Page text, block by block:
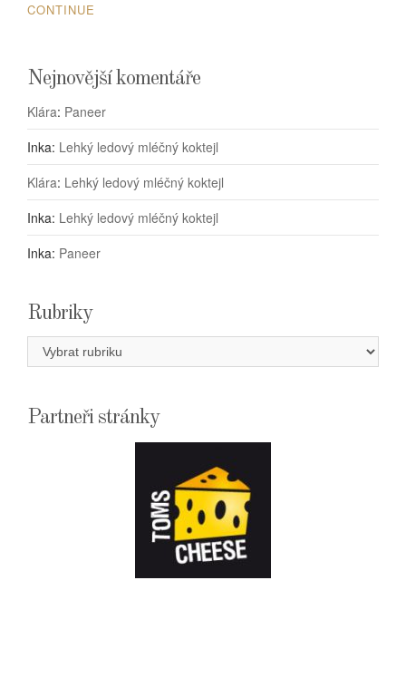
CONTINUE
Nejnovější komentáře
Klára: Paneer
Inka: Lehký ledový mléčný koktejl
Klára: Lehký ledový mléčný koktejl
Inka: Lehký ledový mléčný koktejl
Inka: Paneer
Rubriky
Rubriky
Partneři stránky